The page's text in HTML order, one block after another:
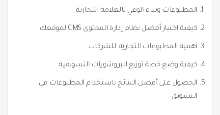
المطبوعات وبناء الوعي بالعلامة التجارية
كيفية اختيار أفضل نظام إدارة المحتوى CMS لموقعك
أهمية المطبوعات التجارية للشركات
كيفية وضع خطة توزيع البروشورات التسويقية
الحصول على أفضل النتائج باستخدام المطبوعات في
التسويق